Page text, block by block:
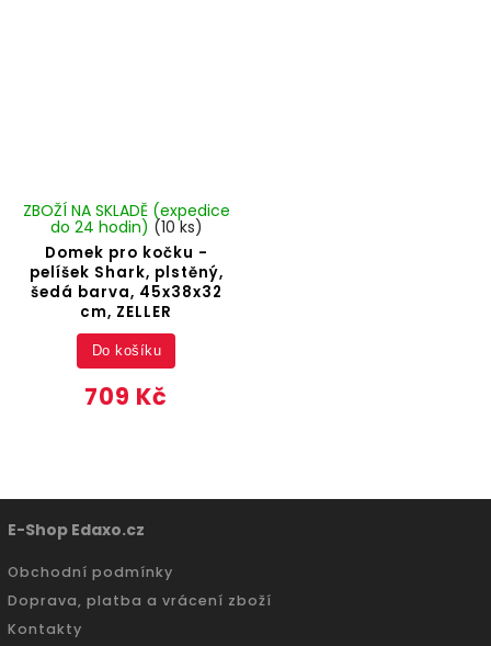
Domek pro kočku -
pelíšek Shark, plstěný,
šedá barva, 45x38x32
cm, ZELLER
ZBOŽÍ NA SKLADĚ (expedice
do 24 hodin) (10 ks)
709 Kč
Do košíku
E-Shop Edaxo.cz
Obchodní podmínky
Doprava, platba a vrácení zboží
Kontakty